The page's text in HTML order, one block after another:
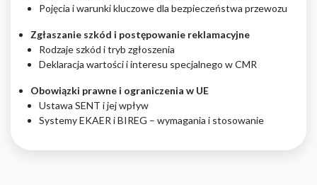
Pojęcia i warunki kluczowe dla bezpieczeństwa przewozu
Zgłaszanie szkód i postępowanie reklamacyjne
Rodzaje szkód i tryb zgłoszenia
Deklaracja wartości i interesu specjalnego w CMR
Obowiązki prawne i ograniczenia w UE
Ustawa SENT i jej wpływ
Systemy EKAER i BIREG – wymagania i stosowanie